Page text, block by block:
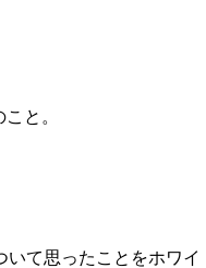
と。
て思ったことをホワイ